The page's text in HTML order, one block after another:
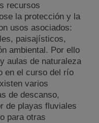
recursos
la protección y la
usos asociados:
paisajísticos,
ambiental. Por ello
aulas de naturaleza
en el curso del río
varios
de descanso,
de playas fluviales
para otras